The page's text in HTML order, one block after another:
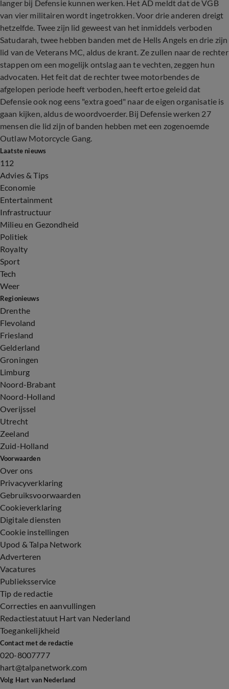
langer bij Defensie kunnen werken. Het AD meldt dat de VGB
van vier militairen wordt ingetrokken. Voor drie anderen dreigt
hetzelfde. Twee zijn lid geweest van het inmiddels verboden
Satudarah, twee hebben banden met de Hells Angels en drie zijn
lid van de Veterans MC, aldus de krant. Ze zullen naar de rechter
stappen om een mogelijk ontslag aan te vechten, zeggen hun
advocaten. Het feit dat de rechter twee motorbendes de
afgelopen periode heeft verboden, heeft ertoe geleid dat
Defensie ook nog eens "extra goed" naar de eigen organisatie is
gaan kijken, aldus de woordvoerder. Bij Defensie werken 27
mensen die lid zijn of banden hebben met een zogenoemde
Outlaw Motorcycle Gang.
Laatste nieuws
112
Advies & Tips
Economie
Entertainment
Infrastructuur
Milieu en Gezondheid
Politiek
Royalty
Sport
Tech
Weer
Regionieuws
Drenthe
Flevoland
Friesland
Gelderland
Groningen
Limburg
Noord-Brabant
Noord-Holland
Overijssel
Utrecht
Zeeland
Zuid-Holland
Voorwaarden
Over ons
Privacyverklaring
Gebruiksvoorwaarden
Cookieverklaring
Digitale diensten
Cookie instellingen
Upod & Talpa Network
Adverteren
Vacatures
Publieksservice
Tip de redactie
Correcties en aanvullingen
Redactiestatuut Hart van Nederland
Toegankelijkheid
Contact met de redactie
020-8007777
hart@talpanetwork.com
Volg Hart van Nederland